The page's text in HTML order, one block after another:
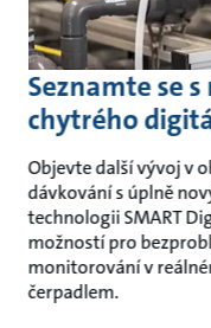
Seznamte se
chytrého
Objevte další vývoj v
dávkování s úplně
technologii SMART
možností pro
monitorování v
čerpadlem.